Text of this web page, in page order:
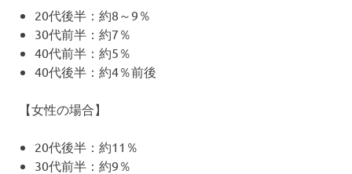
20代後半：約8～9％
30代前半：約7％
40代前半：約5％
40代後半：約4％前後
【女性の場合】
20代後半：約11％
30代前半：約9％